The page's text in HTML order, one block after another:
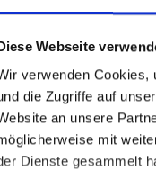
Webseite
verwenden Cookies,
die Zugriffe auf
an unsere
mit
Dienste gesammelt
Autohaus am